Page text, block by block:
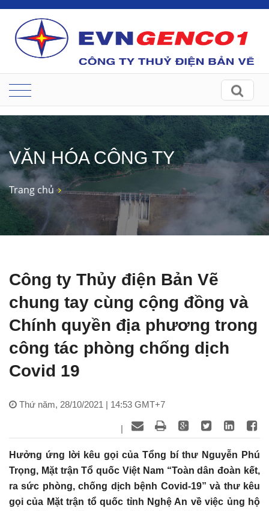
VĂN HÓA CÔNG TY
Trang chủ
Công ty Thủy điện Bản Vẽ
chung tay cùng cộng đồng và
Chính quyền địa phương trong
công tác phòng chống dịch
Covid 19
Thứ năm, 28/10/2021 | 14:53 GMT+7
|
Hưởng ứng lời kêu gọi của Tổng bí thư Nguyễn Phú
Trọng, Mặt trận Tổ quốc Việt Nam “Toàn dân đoàn kết,
ra sức phòng, chống dịch bệnh Covid-19” và thư kêu
gọi của Mặt trận tổ quốc tỉnh Nghệ An về việc ủng hộ